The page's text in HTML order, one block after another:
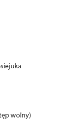
wolny)